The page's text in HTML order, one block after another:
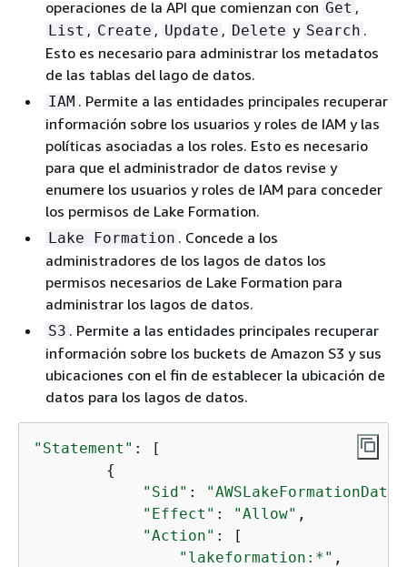
operaciones de la API que comienzan con Get ,
List , Create , Update , Delete y Search .
Esto es necesario para administrar los metadatos
de las tablas del lago de datos.
IAM . Permite a las entidades principales recuperar
información sobre los usuarios y roles de IAM y las
políticas asociadas a los roles. Esto es necesario
para que el administrador de datos revise y
enumere los usuarios y roles de IAM para conceder
los permisos de Lake Formation.
Lake Formation . Concede a los
administradores de los lagos de datos los
permisos necesarios de Lake Formation para
administrar los lagos de datos.
S3 . Permite a las entidades principales recuperar
información sobre los buckets de Amazon S3 y sus
ubicaciones con el fin de establecer la ubicación de
datos para los lagos de datos.
"Statement" : [
{
"Sid" :
"Effect" : "Allow" ,
"Action" : [
"lakeformation:*" ,